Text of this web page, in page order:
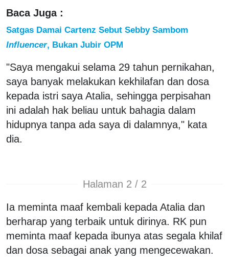
Baca Juga :
Satgas Damai Cartenz Sebut Sebby Sambom
Influencer, Bukan Jubir OPM
"Saya mengakui selama 29 tahun pernikahan,
saya banyak melakukan kekhilafan dan dosa
kepada istri saya Atalia, sehingga perpisahan
ini adalah hak beliau untuk bahagia dalam
hidupnya tanpa ada saya di dalamnya," kata
dia.
Halaman 2 / 2
Ia meminta maaf kembali kepada Atalia dan
berharap yang terbaik untuk dirinya. RK pun
meminta maaf kepada ibunya atas segala khilaf
dan dosa sebagai anak yang mengecewakan.